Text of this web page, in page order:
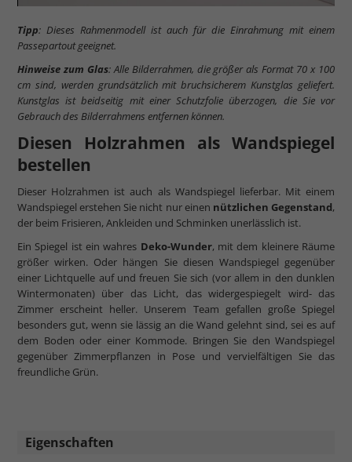
Tipp: Dieses Rahmenmodell ist auch für die Einrahmung mit einem
Passepartout geeignet.
Hinweise zum Glas: Alle Bilderrahmen, die größer als Format 70 x 100
cm sind, werden grundsätzlich mit bruchsicherem Kunstglas geliefert.
Kunstglas ist beidseitig mit einer Schutzfolie überzogen, die Sie vor
Gebrauch des Bilderrahmens entfernen können.
Diesen Holzrahmen als Wandspiegel
bestellen
Dieser Holzrahmen ist auch als Wandspiegel lieferbar. Mit einem
Wandspiegel erstehen Sie nicht nur einen nützlichen Gegenstand,
der beim Frisieren, Ankleiden und Schminken unerlässlich ist.
Ein Spiegel ist ein wahres Deko-Wunder, mit dem kleinere Räume
größer wirken. Oder hängen Sie diesen Wandspiegel gegenüber
einer Lichtquelle auf und freuen Sie sich (vor allem in den dunklen
Wintermonaten) über das Licht, das widergespiegelt wird- das
Zimmer erscheint heller. Unserem Team gefallen große Spiegel
besonders gut, wenn sie lässig an die Wand gelehnt sind, sei es auf
dem Boden oder einer Kommode. Bringen Sie den Wandspiegel
gegenüber Zimmerpflanzen in Pose und vervielfältigen Sie das
freundliche Grün.
Eigenschaften